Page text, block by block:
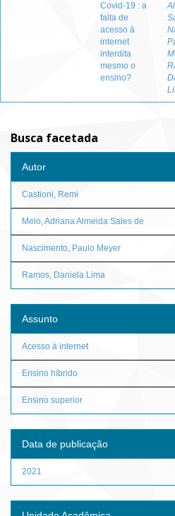
Covid-19 : a
falta de
acesso à
internet
interdita
mesmo o
ensino?
Busca facetada
Autor
Castioni, Remi
Melo, Adriana Almeida Sales de
Nascimento, Paulo Meyer
Ramos, Daniela Lima
Assunto
Acesso à internet
Ensino híbrido
Ensino superior
Data de publicação
2021